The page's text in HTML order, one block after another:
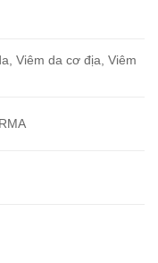
Viêm da cơ địa, Viêm